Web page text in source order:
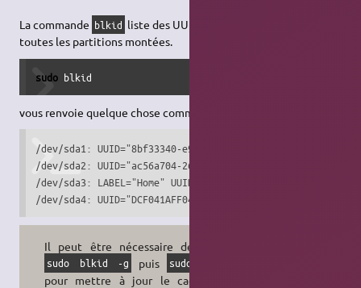
La commande blkid liste des UUIDs, les Labels et Types de
toutes les partitions montées.
sudo blkid
vous renvoie quelque chose comme :
/dev/sda1: UUID="8bf33340-e94c-4c4c-981d-35e73f8bc65c"
/dev/sda2: UUID="ac56a704-260b-45f5-85ac-e1b451bb79bc"
/dev/sda3: LABEL="Home" UUID="8244710a-5cce-49ad-8b93-
/dev/sda4: UUID="DCF041AFF0419126" TYPE="ntfs"
Il peut être nécessaire de lancer
sudo blkid -g puis sudo blkid
pour mettre à jour le cache des